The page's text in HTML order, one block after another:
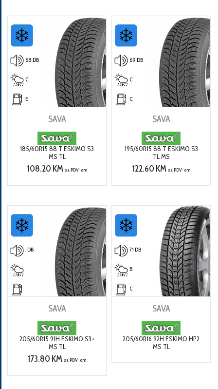
68 DB
C
E
SAVA
185/60R15 88 T ESKIMO S3
MS TL
108.20 KM sa PDV-om
69 DB
C
C
SAVA
195/60R15 88 T ESKIMO S3
TL MS
122.60 KM sa PDV-om
. DB
.
.
SAVA
205/60R15 91H ESKIMO S3+
MS TL
173.80 KM sa PDV-om
71 DB
B
C
SAVA
205/60R16 92H ESKIMO HP2
MS TL